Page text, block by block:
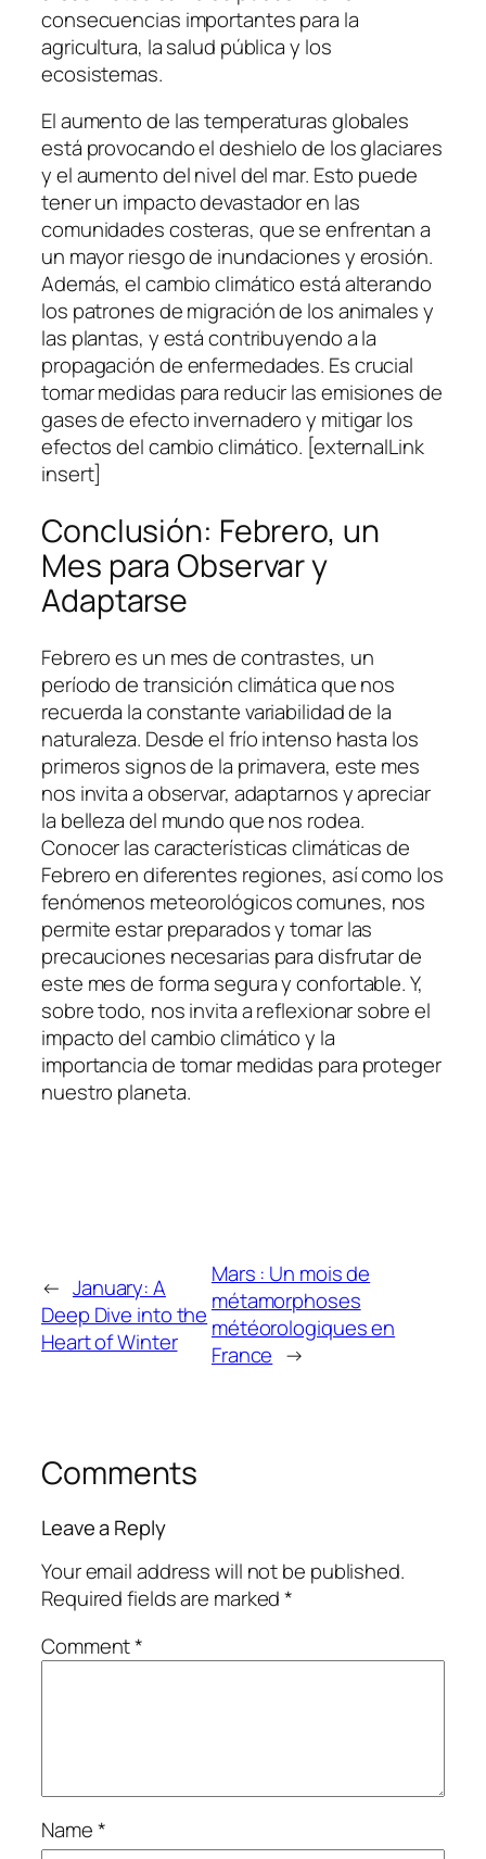
consecuencias importantes para la
agricultura, la salud pública y los
ecosistemas.
El aumento de las temperaturas globales
está provocando el deshielo de los glaciares
y el aumento del nivel del mar. Esto puede
tener un impacto devastador en las
comunidades costeras, que se enfrentan a
un mayor riesgo de inundaciones y erosión.
Además, el cambio climático está alterando
los patrones de migración de los animales y
las plantas, y está contribuyendo a la
propagación de enfermedades. Es crucial
tomar medidas para reducir las emisiones de
gases de efecto invernadero y mitigar los
efectos del cambio climático. [externalLink
insert]
Conclusión: Febrero, un
Mes para Observar y
Adaptarse
Febrero es un mes de contrastes, un
período de transición climática que nos
recuerda la constante variabilidad de la
naturaleza. Desde el frío intenso hasta los
primeros signos de la primavera, este mes
nos invita a observar, adaptarnos y apreciar
la belleza del mundo que nos rodea.
Conocer las características climáticas de
Febrero en diferentes regiones, así como los
fenómenos meteorológicos comunes, nos
permite estar preparados y tomar las
precauciones necesarias para disfrutar de
este mes de forma segura y confortable. Y,
sobre todo, nos invita a reflexionar sobre el
impacto del cambio climático y la
importancia de tomar medidas para proteger
nuestro planeta.
← January: A
Deep Dive into the
Heart of Winter
Mars : Un mois de
métamorphoses
météorologiques en
France →
Comments
Leave a Reply
Your email address will not be published.
Required fields are marked*
Comment*
Name*